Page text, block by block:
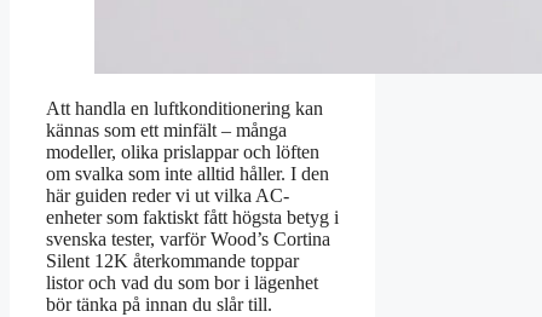
Att handla en luftkonditionering kan
kännas som ett minfält – många
modeller, olika prislappar och löften
om svalka som inte alltid håller. I den
här guiden reder vi ut vilka AC-
enheter som faktiskt fått högsta betyg i
svenska tester, varför Wood’s Cortina
Silent 12K återkommande toppar
listor och vad du som bor i lägenhet
bör tänka på innan du slår till.